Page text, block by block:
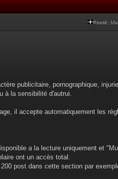
Posté:
publicitaire, pornographique,
à la sensibilité d'autrui.
il accepte automatiquement les
a la lecture uniquement et
ont un accès total.
post dans cette section par